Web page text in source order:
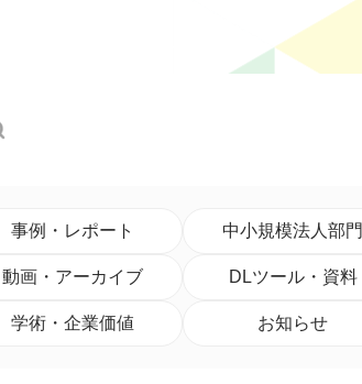
事例・レポート 中小規模法人部門
動画・アーカイブ DLツール・資料
学術・企業価値 お知らせ